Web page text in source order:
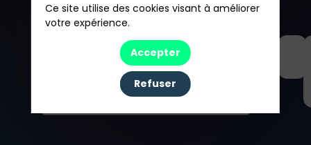
Partenaires
Ce site utilise des cookies visant à améliorer
votre expérience.
Accepter
Refuser